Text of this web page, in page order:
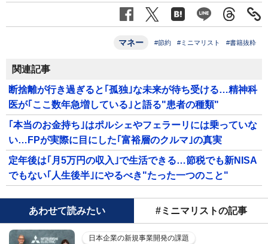
マネー #節約 #ミニマリスト #書籍抜粋
関連記事
断捨離が行き過ぎると｢孤独｣な未来が待ち受ける…精神科
医が｢ここ数年急増している｣と語る"患者の種類"
｢本当のお金持ち｣はポルシェやフェラーリには乗っていな
い…FPが実際に目にした｢富裕層のクルマ｣の真実
定年後は｢月5万円の収入｣で生活できる…節税でも新NISA
でもない｢人生後半｣にやるべき"たった一つのこと"
あわせて読みたい #ミニマリストの記事
日本企業の新規事業開発の課題